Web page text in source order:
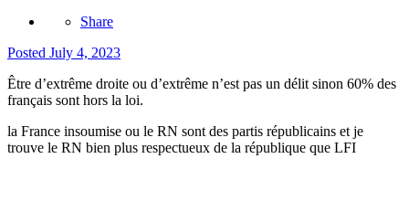
Share
Posted July 4, 2023
Être d’extrême droite ou d’extrême n’est pas un délit sinon 60% des
français sont hors la loi.
la France insoumise ou le RN sont des partis républicains et je
trouve le RN bien plus respectueux de la république que LFI